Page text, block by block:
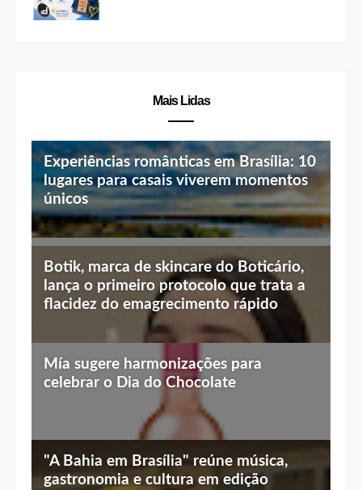
Mais Lidas
Experiências românticas em Brasília: 10
lugares para casais viverem momentos
únicos
Top 10 jantares românticos em Brasília:
luz baixa, vista linda e menu especial
Botik, marca de skincare do Boticário,
lança o primeiro protocolo que trata a
flacidez do emagrecimento rápido
Mía sugere harmonizações para
celebrar o Dia do Chocolate
"A Bahia em Brasília" reúne música,
gastronomia e cultura em edição